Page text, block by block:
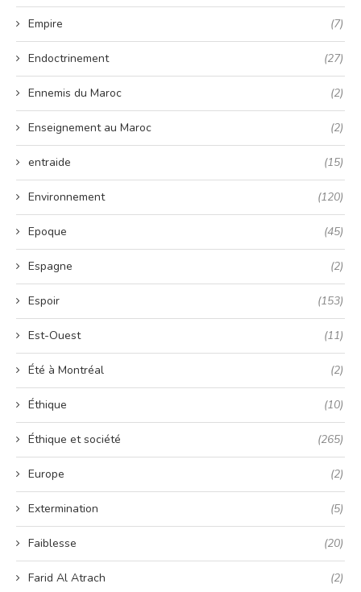
Empire (7)
Endoctrinement (27)
Ennemis du Maroc (2)
Enseignement au Maroc (2)
entraide (15)
Environnement (120)
Epoque (45)
Espagne (2)
Espoir (153)
Est-Ouest (11)
Été à Montréal (2)
Éthique (10)
Éthique et société (265)
Europe (2)
Extermination (5)
Faiblesse (20)
Farid Al Atrach (2)